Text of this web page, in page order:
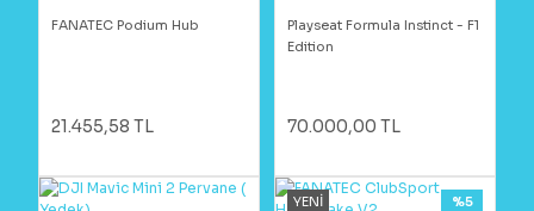
FANATEC Podium Hub
21.455,58 TL
Playseat Formula Instinct - F1
Edition
70.000,00 TL
YENİ %5